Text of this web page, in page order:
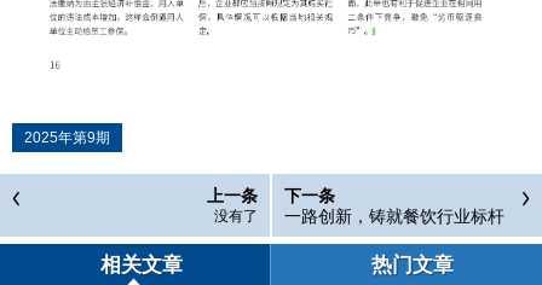
2025年第9期
上一条
没有了
下一条
一路创新，铸就餐饮行业标杆
品牌
相关文章 热门文章